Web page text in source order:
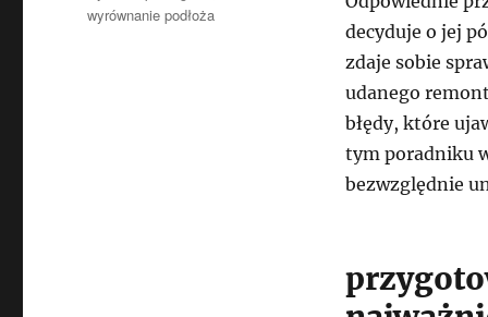
decyduje o jej
zdaje sobie
udanego
błędy, które
tym poradniku
bezwzględnie
wyrównanie podłoża